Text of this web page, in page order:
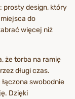
prosty design, który
do
więcej niż
że torba na ramię
długi czas.
swobodnie
Dzięki